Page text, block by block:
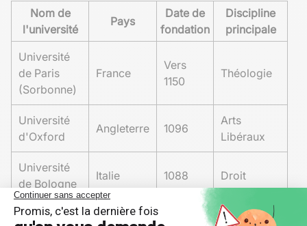
Nom de
l'université
Pays
Date de
fondation
Discipline
principale
Université
de Paris
(Sorbonne)
France
Vers
1150
Théologie
Université
d'Oxford
Angleterre 1096
Arts
Libéraux
Université
de Bologne
Italie 1088 Droit
Université
Sciences